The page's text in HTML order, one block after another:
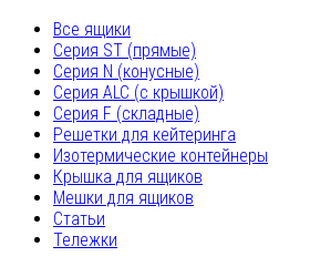
Все ящики
Серия ST (прямые)
Серия N (конусные)
Серия ALC (с крышкой)
Серия F (складные)
Решетки для кейтеринга
Изотермические контейнеры
Крышка для ящиков
Мешки для ящиков
Статьи
Тележки